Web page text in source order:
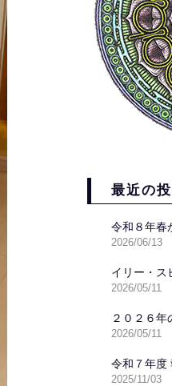
最近の
令和８年春
2026/06/13
イリー・ス
2026/05/11
２０２６年
2026/05/11
令和７年度
2025/11/03